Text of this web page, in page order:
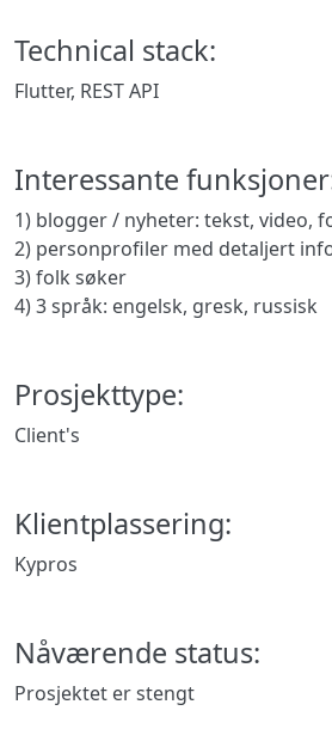
Technical stack:
Flutter, REST API
Interessante
1) blogger / nyheter: tekst, video,
2) personprofiler med detaljert
3) folk søker
4) 3 språk: engelsk, gresk, russisk
Prosjekttype:
Client's
Klientplassering:
Kypros
Nåværende status:
Prosjektet er stengt